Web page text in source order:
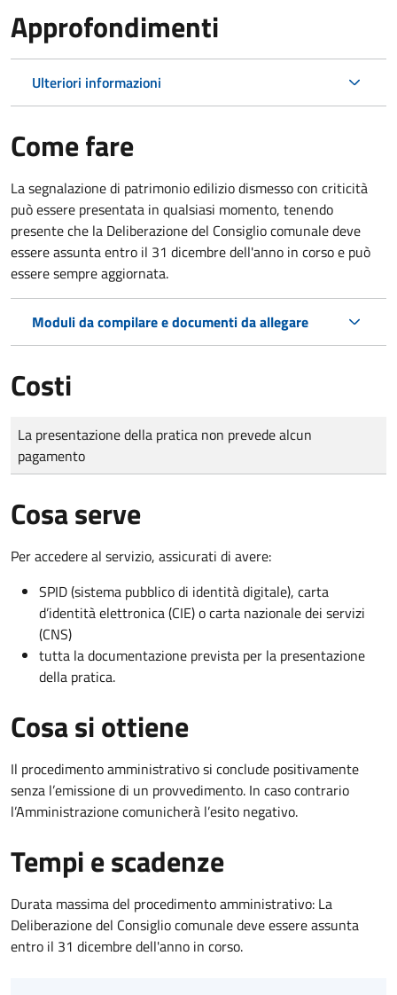
Approfondimenti
Ulteriori informazioni
Come fare
La segnalazione di patrimonio edilizio dismesso con criticità
può essere presentata in qualsiasi momento, tenendo
presente che la Deliberazione del Consiglio comunale deve
essere assunta entro il 31 dicembre dell'anno in corso e può
essere sempre aggiornata.
Moduli da compilare e documenti da allegare
Costi
Tipo di pagamento
Importo
La presentazione della pratica non prevede alcun
pagamento
Cosa serve
Per accedere al servizio, assicurati di avere:
SPID (sistema pubblico di identità digitale), carta
d’identità elettronica (CIE) o carta nazionale dei servizi
(CNS)
tutta la documentazione prevista per la presentazione
della pratica.
Cosa si ottiene
Il procedimento amministrativo si conclude positivamente
senza l’emissione di un provvedimento. In caso contrario
l’Amministrazione comunicherà l’esito negativo.
Tempi e scadenze
Durata massima del procedimento amministrativo: La
Deliberazione del Consiglio comunale deve essere assunta
entro il 31 dicembre dell'anno in corso.